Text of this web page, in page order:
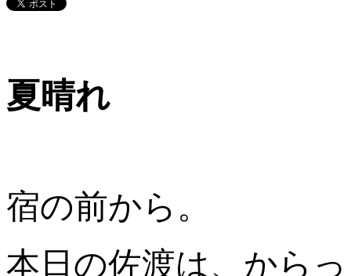
夏晴れ
宿の前から。
本日の佐渡は、から